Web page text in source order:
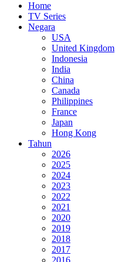
Home
TV Series
Negara
USA
United Kingdom
Indonesia
India
China
Canada
Philippines
France
Japan
Hong Kong
Tahun
2026
2025
2024
2023
2022
2021
2020
2019
2018
2017
2016